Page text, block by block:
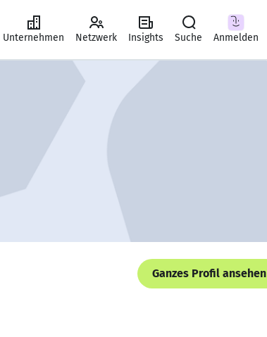
Unternehmen Netzwerk Insights Suche Anmelden
Ganzes Profil ansehen